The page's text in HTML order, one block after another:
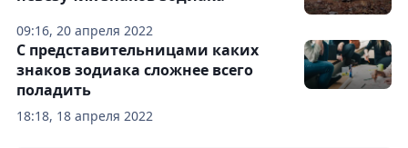
09:16, 20 апреля 2022
18:18, 18 апреля 2022
С представительницами каких
знаков зодиака сложнее всего
поладить